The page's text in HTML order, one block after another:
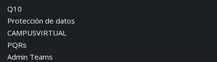
Q10
Protección de datos
CAMPUSVIRTUAL
PQRs
Admin Teams